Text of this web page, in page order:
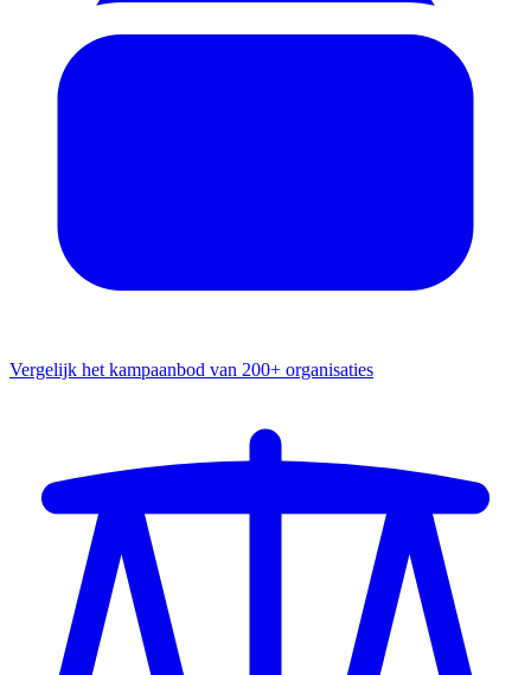
Vergelijk het kampaanbod van 200+ organisaties